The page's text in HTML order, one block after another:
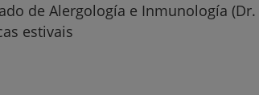
de Alergología e Inmunología (Dr.
estivais